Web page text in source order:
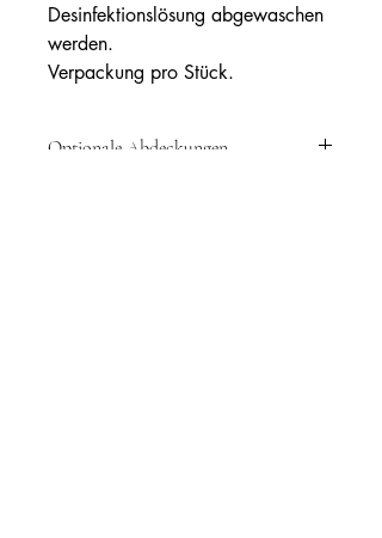
Desinfektionslösung abgewaschen
werden.
Verpackung pro Stück.
Optionale Abdeckungen